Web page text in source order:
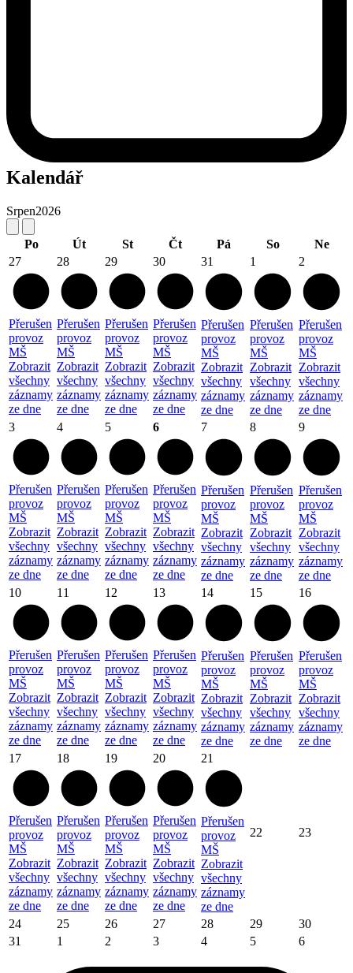
Kalendář
Srpen2026
Po Út St Čt Pá So
Ne
27
Přerušen
provoz
MŠ
Zobrazit
všechny
záznamy
ze dne
28
Přerušen
provoz
MŠ
Zobrazit
všechny
záznamy
ze dne
29
Přerušen
provoz
MŠ
Zobrazit
všechny
záznamy
ze dne
30
Přerušen
provoz
MŠ
Zobrazit
všechny
záznamy
ze dne
31
Přerušen
provoz
MŠ
Zobrazit
všechny
záznamy
ze dne
1
Přerušen
provoz
MŠ
Zobrazit
všechny
záznamy
ze dne
2
Přerušen
provoz
MŠ
Zobrazit
všechny
záznamy
ze dne
3
Přerušen
provoz
MŠ
Zobrazit
všechny
záznamy
ze dne
4
Přerušen
provoz
MŠ
Zobrazit
všechny
záznamy
ze dne
5
Přerušen
provoz
MŠ
Zobrazit
všechny
záznamy
ze dne
6
Přerušen
provoz
MŠ
Zobrazit
všechny
záznamy
ze dne
7
Přerušen
provoz
MŠ
Zobrazit
všechny
záznamy
ze dne
8
Přerušen
provoz
MŠ
Zobrazit
všechny
záznamy
ze dne
9
Přerušen
provoz
MŠ
Zobrazit
všechny
záznamy
ze dne
10
Přerušen
provoz
MŠ
Zobrazit
všechny
záznamy
ze dne
11
Přerušen
provoz
MŠ
Zobrazit
všechny
záznamy
ze dne
12
Přerušen
provoz
MŠ
Zobrazit
všechny
záznamy
ze dne
13
Přerušen
provoz
MŠ
Zobrazit
všechny
záznamy
ze dne
14
Přerušen
provoz
MŠ
Zobrazit
všechny
záznamy
ze dne
15
Přerušen
provoz
MŠ
Zobrazit
všechny
záznamy
ze dne
16
Přerušen
provoz
MŠ
Zobrazit
všechny
záznamy
ze dne
17
Přerušen
provoz
MŠ
Zobrazit
všechny
záznamy
ze dne
18
Přerušen
provoz
MŠ
Zobrazit
všechny
záznamy
ze dne
19
Přerušen
provoz
MŠ
Zobrazit
všechny
záznamy
ze dne
20
Přerušen
provoz
MŠ
Zobrazit
všechny
záznamy
ze dne
21
Přerušen
provoz
MŠ
Zobrazit
všechny
záznamy
ze dne
22 23
24 25 26 27 28 29
30
31
1 2 3 4 5 6